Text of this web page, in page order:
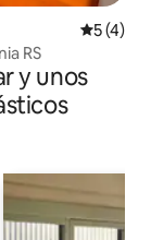
5 (4)
RS
y unos